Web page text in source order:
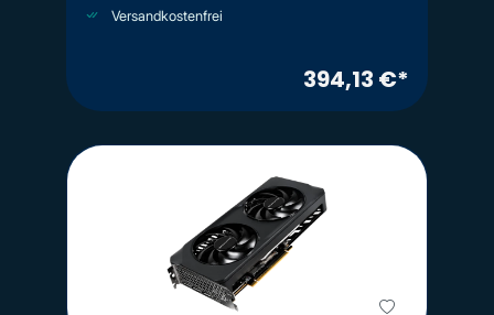
Versandkostenfrei
394,13 €*